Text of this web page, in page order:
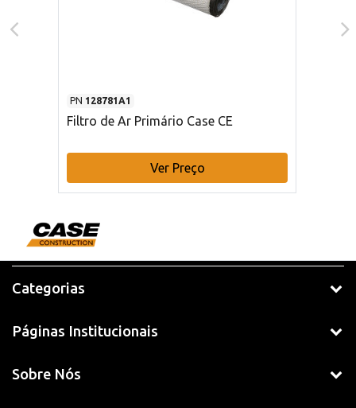
PN 128781A1
Filtro de Ar Primário Case CE
Ver Preço
Categorias
Páginas Institucionais
Sobre Nós